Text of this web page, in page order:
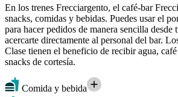
En los trenes Frecciargento, el café-bar
snacks, comidas y bebidas. Puedes usar el
para hacer pedidos de manera sencilla desde
acercarte directamente al personal del bar.
Clase tienen el beneficio de recibir agua,
snacks de cortesía.
Comida y bebida